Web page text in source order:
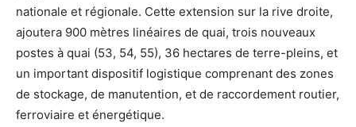
nationale et régionale. Cette extension sur la rive droite,
ajoutera 900 mètres linéaires de quai, trois nouveaux
postes à quai (53, 54, 55), 36 hectares de terre-pleins, et
un important dispositif logistique comprenant des zones
de stockage, de manutention, et de raccordement routier,
ferroviaire et énergétique.